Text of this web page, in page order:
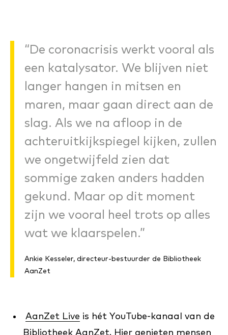
“De coronacrisis werkt vooral als
een katalysator. We blijven niet
langer hangen in mitsen en
maren, maar gaan direct aan de
slag. Als we na afloop in de
achteruitkijkspiegel kijken, zullen
we ongetwijfeld zien dat
sommige zaken anders hadden
gekund. Maar op dit moment
zijn we vooral heel trots op alles
wat we klaarspelen.”
Ankie Kesseler, directeur-bestuurder de Bibliotheek
AanZet
AanZet Live is hét YouTube-kanaal van de
Bibliotheek AanZet. Hier genieten mensen